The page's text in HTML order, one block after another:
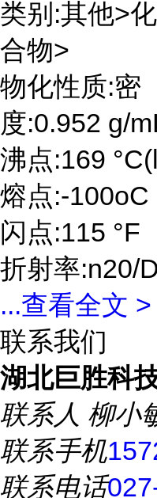
类别:其他>
合物>
物化性质:密
度:0.952 g/
沸点:169
熔点:-100oC
闪点:115 °F
折射率:n20/
...查看全文 >
联系我们
湖北巨胜科
联系人 柳小
联系手机
联系电话